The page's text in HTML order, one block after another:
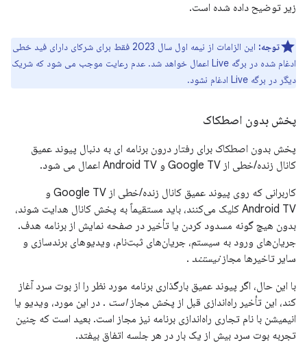
زیر توضیح داده شده است.
توجه:
این الزامات از نیمه اول سال 2023 فقط برای شرکای دارای فید خطی
ادغام شده در برگه Live اعمال خواهد شد. عدم رعایت موجب می شود که شریک
دیگر در برگه Live ادغام نشود.
پخش بدون اصطکاک
پخش بدون اصطکاک برای رفتار درون برنامه ای به دنبال پیوند عمیق
کانال زنده/خطی از Google TV و Android TV اعمال می شود.
کاربرانی که روی پیوند عمیق کانال زنده/خطی از Google TV و
Android TV کلیک می‌کنند، باید مستقیماً به پخش کانال هدایت شوند،
بدون هیچ گونه مسدود کردن یا تأخیر در صفحه نمایش از برنامه هدف.
جریان‌های ورود به سیستم، جریان‌های ثبت‌نام، ویدیوهای برندسازی و
سایر تاخیرها مجازنیستند .
با این حال، اگر پیوند عمیق بارگذاری برنامه مورد نظر را از بوت سرد آغاز
کند، این تأخیر راه‌اندازی قبل از پخش مجازاست . در این مورد، ویدیو یا
انیمیشن با نام تجاری راه‌اندازی برنامه نیز مجاز است. بعید است که چنین
تجربه بوت سرد بیش از یک بار در هر جلسه اتفاق بیفتد.